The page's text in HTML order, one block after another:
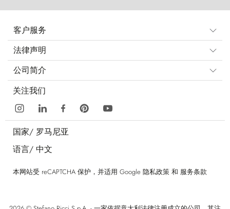
客户服务
法律声明
公司简介
关注我们
国家/ 罗马尼亚
语言/ 中文
本网站受 reCAPTCHA 保护，并适用 Google 隐私政策 和 服务条款